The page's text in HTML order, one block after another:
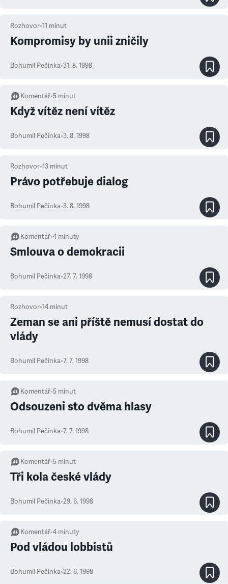
Rozhovor•11 minut
Kompromisy by unii zničily
Bohumil Pečinka•31. 8. 1998
Komentář•5 minut
Když vítěz není vítěz
Bohumil Pečinka•3. 8. 1998
Rozhovor•13 minut
Právo potřebuje dialog
Bohumil Pečinka•3. 8. 1998
Komentář•4 minuty
Smlouva o demokracii
Bohumil Pečinka•27. 7. 1998
Rozhovor•14 minut
Zeman se ani příště nemusí dostat do
vlády
Bohumil Pečinka•7. 7. 1998
Komentář•5 minut
Odsouzeni sto dvěma hlasy
Bohumil Pečinka•7. 7. 1998
Komentář•5 minut
Tři kola české vlády
Bohumil Pečinka•29. 6. 1998
Komentář•4 minuty
Pod vládou lobbistů
Bohumil Pečinka•22. 6. 1998